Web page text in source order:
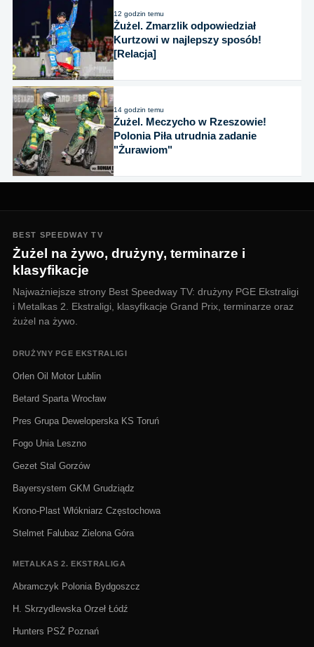
12 godzin temu
Żużel. Zmarzlik odpowiedział
Kurtzowi w najlepszy sposób!
[Relacja]
14 godzin temu
Żużel. Meczycho w Rzeszowie!
Polonia Piła utrudnia zadanie
"Żurawiom"
BEST SPEEDWAY TV
Żużel na żywo, drużyny, terminarze i
klasyfikacje
Najważniejsze strony Best Speedway TV: drużyny PGE Ekstraligi
i Metalkas 2. Ekstraligi, klasyfikacje Grand Prix, terminarze oraz
żużel na żywo.
DRUŻYNY PGE EKSTRALIGI
Orlen Oil Motor Lublin
Betard Sparta Wrocław
Pres Grupa Deweloperska KS Toruń
Fogo Unia Leszno
Gezet Stal Gorzów
Bayersystem GKM Grudziądz
Krono-Plast Włókniarz Częstochowa
Stelmet Falubaz Zielona Góra
METALKAS 2. EKSTRALIGA
Abramczyk Polonia Bydgoszcz
H. Skrzydlewska Orzeł Łódź
Hunters PSŻ Poznań